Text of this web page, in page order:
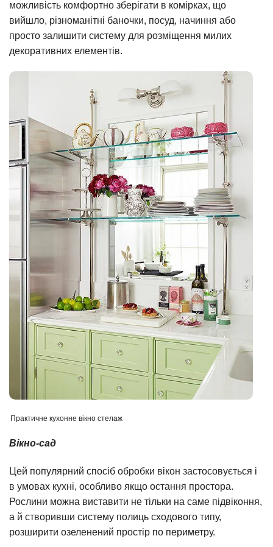
можливість комфортно зберігати в комірках, що
вийшло, різноманітні баночки, посуд, начиння або
просто залишити систему для розміщення милих
декоративних елементів.
Практичне кухонне вікно стелаж
Вікно-сад
Цей популярний спосіб обробки вікон застосовується і
в умовах кухні, особливо якщо остання простора.
Рослини можна виставити не тільки на саме підвіконня,
а й створивши систему полиць сходового типу,
розширити озеленений простір по периметру.